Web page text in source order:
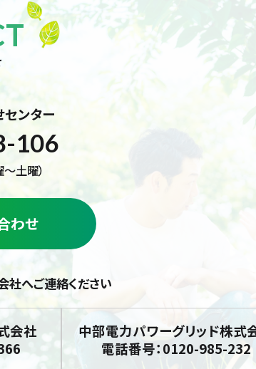
ンター
106
土曜）
わせ
社へご連絡ください
会社
中部電力パワーグリッド株式
電話番号：0120-985-232